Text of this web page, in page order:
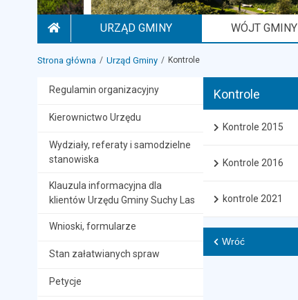
URZĄD GMINY WÓJT GMINY
Strona główna Urząd Gminy Kontrole
Regulamin organizacyjny
Kierownictwo Urzędu
Wydziały, referaty i samodzielne
stanowiska
Klauzula informacyjna dla
klientów Urzędu Gminy Suchy Las
Wnioski, formularze
Stan załatwianych spraw
Petycje
Kontrole
Kontrole 2015
Kontrole 2016
kontrole 2021
Wróć